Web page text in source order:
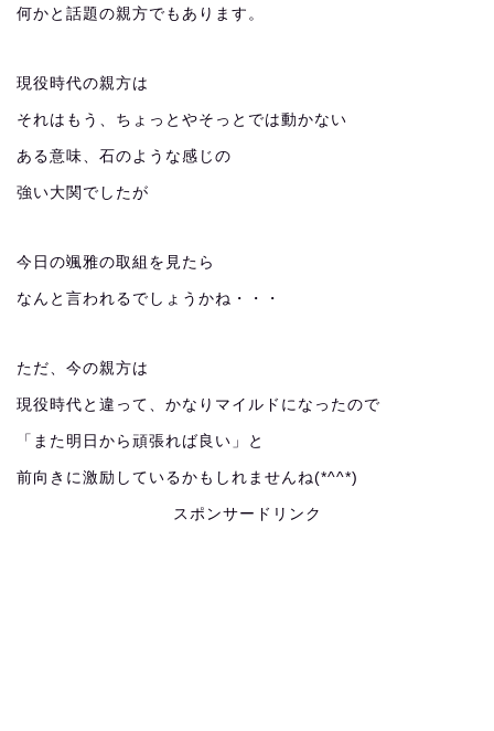
何かと話題の親方でもあります。
現役時代の親方は
それはもう、ちょっとやそっとでは動かない
ある意味、石のような感じの
強い大関でしたが
今日の颯雅の取組を見たら
なんと言われるでしょうかね・・・
ただ、今の親方は
現役時代と違って、かなりマイルドになったので
「また明日から頑張れば良い」と
前向きに激励しているかもしれませんね(*^^*)
スポンサードリンク